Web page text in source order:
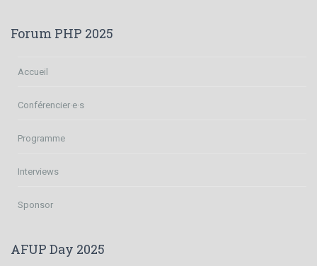
Forum PHP 2025
Accueil
Conférencier·e·s
Programme
Interviews
Sponsor
AFUP Day 2025